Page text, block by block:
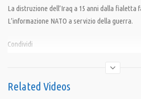
La distruzione dell’Iraq a 15 anni dalla fialetta
L’informazione NATO a servizio della guerra.
Condividi
Related Videos